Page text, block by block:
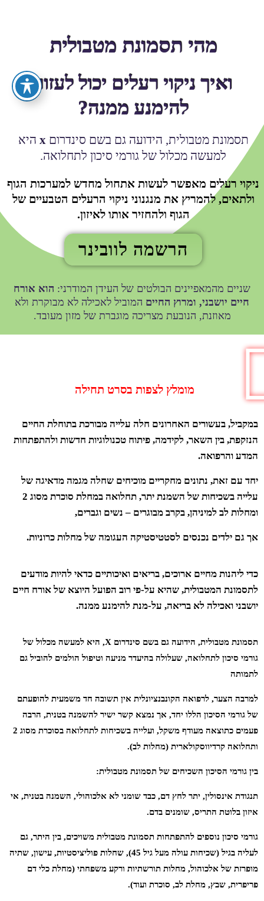
מהי תסמונת מטבולית
ואיך ניקוי רעלים יכול לעזור
להימנע ממנה?
תסמונת מטבולית, הידועה גם בשם סינדרוםx היא
למעשה מכלול של גורמי סיכון לתחלואה.
ניקוי רעלים מאפשר לעשות אתחול מחדש למערכות הגוף
ולתאים, להמריץ את מנגנוני ניקוי הרעלים הטבעיים של
הגוף ולהחזיר אותו לאיזון.
הרשמה לוובינר
שניים מהמאפיינים הבולטים של העידן המודרני: הוא אורח
חיים יושבני, ומרוץ החיים המוביל לאכילה לא מבוקרת ולא
מאוזנת, הנובעת מצריכה מוגברת של מזון מעובד.
מומלץ לצפות בסרט תחילה
במקביל, בעשורים האחרונים חלה עלייה מבורכת בתוחלת החיים
הנזקפת, בין השאר, לקידמה, פיתוח טכנולוגיות חדשות ולהתפתחות
המדע והרפואה.
יחד עם זאת, נתונים מחקריים מוכיחים שחלה מגמה מדאיגה של
עלייה בשכיחות של השמנת יתר, תחלואה במחלת סוכרת מסוג 2
ומחלות לב למיניהן, בקרב מבוגרים – נשים וגברים,
אך גם ילדים נכנסים לסטטיסטיקה העגומה של מחלות כרוניות.
כדי ליהנות מחיים ארוכים, בריאים ואיכותיים כדאי להיות מודעים
לתסמונת המטבולית, שהיא על-פי רוב הפועל היוצא של אורח חיים
יושבני ואכילה לא בריאה, על-מנת להימנע ממנה.
תסמונת מטבולית, הידועה גם בשם סינדרום
, היא למעשה מכלול של
גורמי סיכון לתחלואה, שעלולה בהיעדר מניעה וטיפול הולמים להוביל גם
לתמותה
למרבה הצער, לרפואה הקונבנציונלית אין תשובה חד משמעית להופעתם
של גורמי הסיכון הללו יחד, אך נמצא קשר ישיר להשמנה בטנית, הרבה
פעמים כתוצאה מעודף משקל, ועלייה בשכיחות לתחלואה בסוכרת מסוג 2
ותחלואה קרדיווסקולארית (מחלות לב).
בין גורמי הסיכון השכיחים של תסמונת מטבולית:
תנגודת אינסולין, יתר לחץ דם, כבד שומני לא אלכוהולי, השמנה בטנית, אי
איזון בלוטת התריס, שומנים בדם.
גורמי סיכון נוספים להתפתחות תסמונת מטבולית משויכים, בין היתר, גם
לעליה בגיל (שכיחות עולה מעל גיל 45), שחלות פוליציסטיות, עישון, שתיה
מופרזת של אלכוהול, מחלות תורשתיות ורקע משפחתי (מחלת כלי דם
פריפרית, שבץ, מחלת לב, סוכרת ועוד).